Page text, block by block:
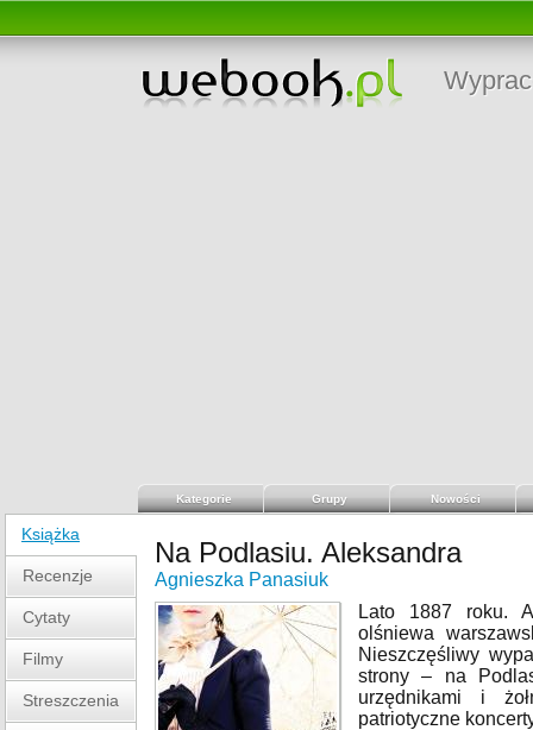
Kategorie Grupy Nowości
Książka
Recenzje
Cytaty
Filmy
Streszczenia
Na Podlasiu. Aleksandra
Agnieszka Panasiuk
Lato 1887 roku.
olśniewa
Nieszczęśliwy
strony – na
urzędnikami i
patriotyczne